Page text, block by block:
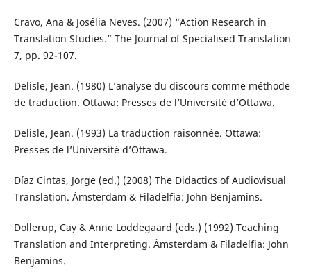
Cravo, Ana & Josélia Neves. (2007) “Action Research in
Translation Studies.” The Journal of Specialised Translation
7, pp. 92-107.
Delisle, Jean. (1980) L’analyse du discours comme méthode
de traduction. Ottawa: Presses de l’Université d’Ottawa.
Delisle, Jean. (1993) La traduction raisonnée. Ottawa:
Presses de l’Université d’Ottawa.
Díaz Cintas, Jorge (ed.) (2008) The Didactics of Audiovisual
Translation. Ámsterdam & Filadelfia: John Benjamins.
Dollerup, Cay & Anne Loddegaard (eds.) (1992) Teaching
Translation and Interpreting. Ámsterdam & Filadelfia: John
Benjamins.